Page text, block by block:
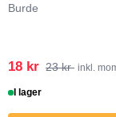
Burde
18 kr 23 kr inkl.
I lager